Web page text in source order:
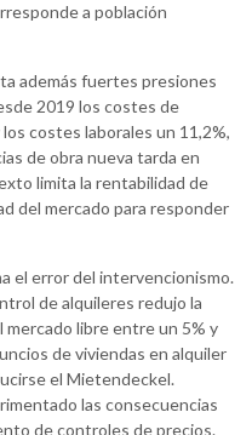
a población
además fuertes presiones
2019 los costes de
costes laborales un 11,2%,
de obra nueva tarda en
limita la rentabilidad de
del mercado para responder
el error del intervencionismo.
de alquileres redujo la
libre entre un 5% y
de viviendas en alquiler
el Mietendeckel.
las consecuencias
de controles de precios.